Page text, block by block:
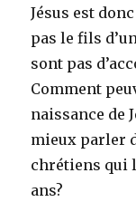
Jésus est
pas le fils
sont pas
Comment
naissance de
mieux parler
chrétiens qui
ans?